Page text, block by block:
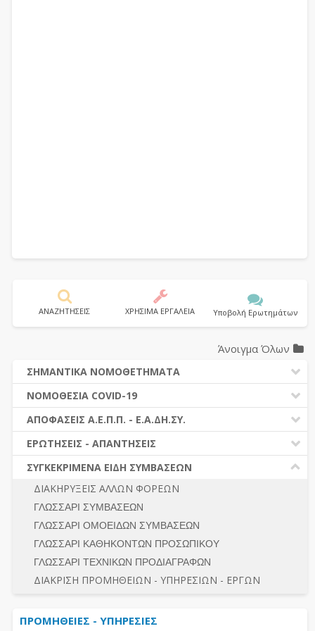
ΑΝΑΖΗΤΗΣΕΙΣ ΧΡΗΣΙΜΑ ΕΡΓΑΛΕΙΑ Υποβολή Ερωτημάτων
Άνοιγμα Όλων
ΣΗΜΑΝΤΙΚΑ ΝΟΜΟΘΕΤΗΜΑΤΑ
ΔΗΜΟΣΙΕΣ ΣΥΜΒΑΣΕΙΣ (Ν. 4412/2016)
ΔΗΜΟΤΙΚΟΣ ΚΩΔΙΚΑΣ (Ν.3463/2006)
ΚΑΛΛΙΚΡΑΤΗΣ (Ν.3852/2010)
ΝΟΜΟΘΕΣΙΑ - ΝΟΜΟΛΟΓΙΑ (ΣΥΝΟΛΟ)
ΝΟΜΟΘΕΣΙΑ COVID-19
ΝΟΜΟΘΕΣΙΑ - ΝΟΜΟΛΟΓΙΑ COVID -19
ΕΡΩΤΗΣΕΙΣ - ΑΠΑΝΤΗΣΕΙΣ
ΑΠΟΦΑΣΕΙΣ Α.Ε.Π.Π. - Ε.Α.ΔΗ.ΣΥ.
ΠΡΟΔΙΚΑΣΤΙΚΗ ΠΡΟΣΦΥΓΗ
ΓΕΝΙΚΟΙ ΚΑΝΟΝΕΣ
ΔΙΚΑΙΟΥΜΕΝΟΙ ΣΥΜΜΕΤΟΧΗΣ
ΠΡΟΣΦΟΡΕΣ – ΔΙΚΑΙΟΛΟΓΗΤΙΚΑ ΣΥΜΜΕΤΟΧΗΣ
ΔΙΕΞΑΓΩΓΗ ΔΙΑΔΙΚΑΣΙΑΣ
ΕΣΗΔΗΣ – ΚΗΜΔΗΣ
ΠΕΡΙΛΗΨΕΙΣ ΑΠΟΦΑΣΕΩΝ Α.Ε.Π.Π. - Ε.Α.ΔΗ.ΣΥ.
ΣΥΝΟΛΟ
ΕΡΩΤΗΣΕΙΣ - ΑΠΑΝΤΗΣΕΙΣ
Ν. 4782/2021 - ΤΡΟΠΟΠΟΙΗΣΗ 4412/2016
ΔΙΕΞΑΓΩΓΗ ΔΙΑΔΙΚΑΣΙΑΣ
ΔΙΑΔΙΚΑΣΙΕΣ ΑΝΑΘΕΣΗΣ
ΓΕΝΙΚΟΙ ΚΑΝΟΝΕΣ
ΠΡΟΕΤΟΙΜΑΣΙΑ - ΔΗΜΟΣΙΟΤΗΤΑ
ΛΟΓΟΙ ΑΠΟΚΛΕΙΣΜΟΥ-ΔΙΚΑΙΟΥΜΕΝΟΙ ΣΥΜΜΕΤΟΧΗΣ
ΠΡΟΣΦΟΡΕΣ - ΔΙΚΑΙΟΛΟΓΗΤΙΚΑ ΣΥΜΜΕΤΟΧΗΣ
ΣΥΓΚΕΚΡΙΜΕΝΑ ΕΙΔΗ ΣΥΜΒΑΣΕΩΝ
ΔΙΑΚΗΡΥΞΕΙΣ ΑΛΛΩΝ ΦΟΡΕΩΝ
ΓΛΩΣΣΑΡΙ ΣΥΜΒΑΣΕΩΝ
ΓΛΩΣΣΑΡΙ ΟΜΟΕΙΔΩΝ ΣΥΜΒΑΣΕΩΝ
ΓΛΩΣΣΑΡΙ ΚΑΘΗΚΟΝΤΩΝ ΠΡΟΣΩΠΙΚΟΥ
ΓΛΩΣΣΑΡΙ ΤΕΧΝΙΚΩΝ ΠΡΟΔΙΑΓΡΑΦΩΝ
ΔΙΑΚΡΙΣΗ ΠΡΟΜΗΘΕΙΩΝ - ΥΠΗΡΕΣΙΩΝ - ΕΡΓΩΝ
ΠΡΟΜΗΘΕΙΕΣ - ΥΠΗΡΕΣΙΕΣ